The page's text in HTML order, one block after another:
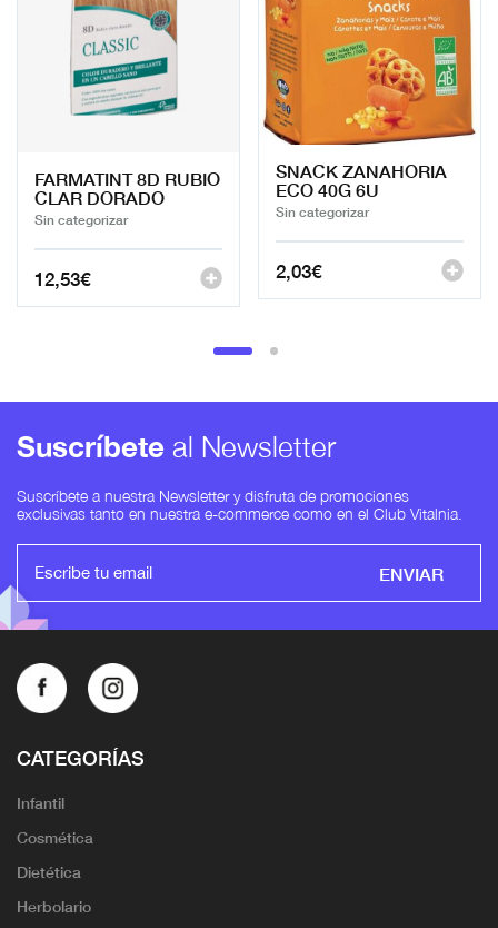
FARMATINT 8D RUBIO
CLAR DORADO
Sin categorizar
12,53€
SNACK ZANAHORIA
ECO 40G 6U
Sin categorizar
2,03€
Suscríbete al Newsletter
Suscríbete a nuestra Newsletter y disfruta de promociones
exclusivas tanto en nuestra e-commerce como en el Club Vitalnia.
ENVIAR
CATEGORÍAS
Infantil
Cosmética
Dietética
Herbolario